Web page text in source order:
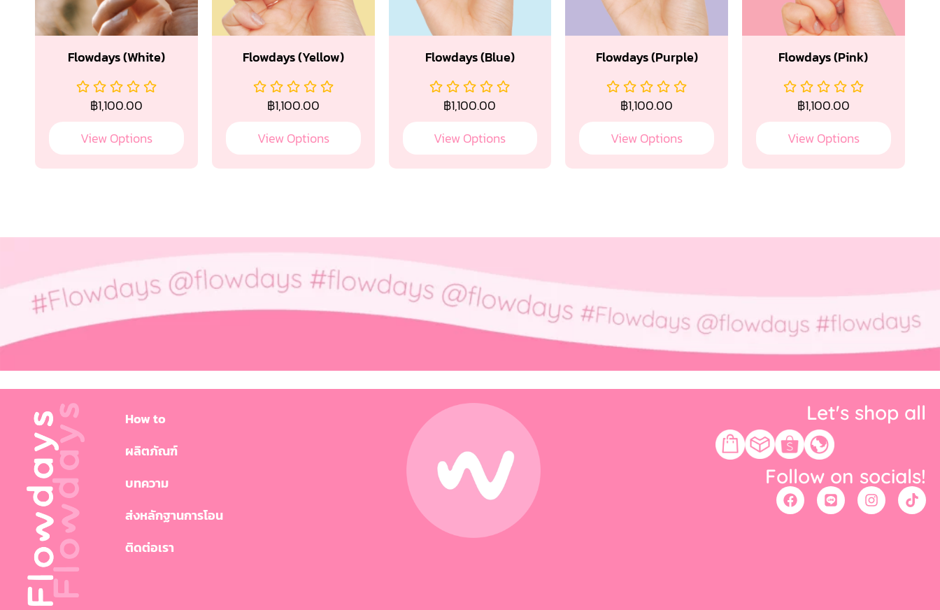
Flowdays (White)
฿1,100.00
View Options
Flowdays (Yellow)
฿1,100.00
View Options
Flowdays (Blue)
฿1,100.00
View Options
Flowdays (Purple)
฿1,100.00
View Options
Flowdays (Pink)
฿1,100.00
View Options
How to
ผลิตภัณฑ์
บทความ
ส่งหลักฐานการโอน
ติดต่อเรา
Let's shop all
Follow on socials!